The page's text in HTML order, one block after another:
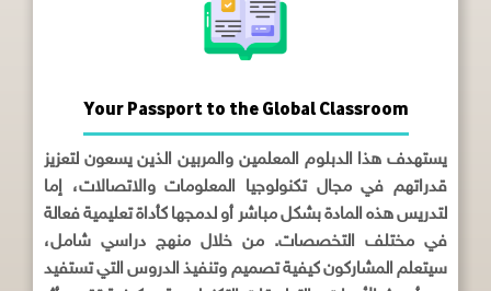
Your Passport to the Global Classroom
يستهدف هذا الدبلوم المعلمين والمربين الذين يسعون لتعزيز
قدراتهم في مجال تكنولوجيا المعلومات والاتصالات، إما
لتدريس هذه المادة بشكل مباشر أو لدمجها كأداة تعليمية فعالة
في مختلف التخصصات. من خلال منهج دراسي شامل،
سيتعلم المشاركون كيفية تصميم وتنفيذ الدروس التي تستفيد